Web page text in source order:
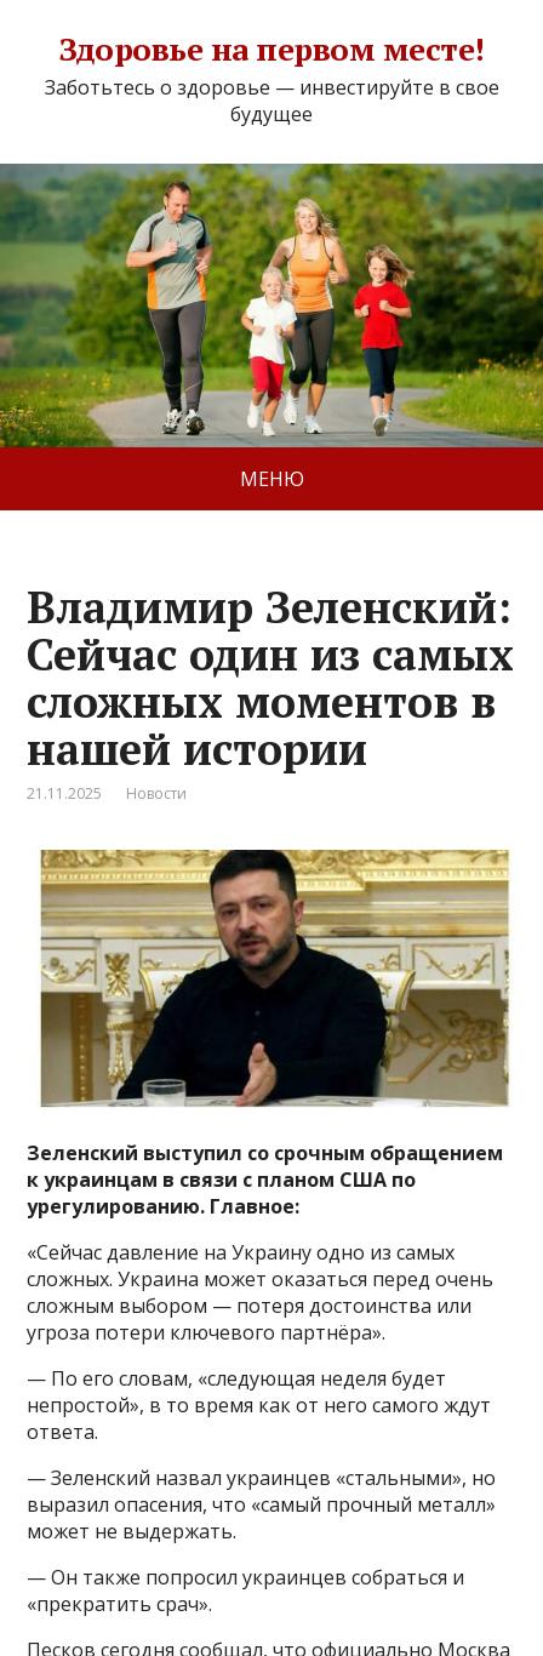
Здоровье на первом месте!
Заботьтесь о здоровье — инвестируйте в свое
будущее
МЕНЮ
Владимир Зеленский:
Сейчас один из самых
сложных моментов в
нашей истории
21.11.2025 Новости
Зеленский выступил со срочным обращением
к украинцам в связи с планом США по
урегулированию. Главное:
«Сейчас давление на Украину одно из самых
сложных. Украина может оказаться перед очень
сложным выбором — потеря достоинства или
угроза потери ключевого партнёра».
— По его словам, «следующая неделя будет
непростой», в то время как от него самого ждут
ответа.
— Зеленский назвал украинцев «стальными», но
выразил опасения, что «самый прочный металл»
может не выдержать.
— Он также попросил украинцев собраться и
«прекратить срач».
Песков сегодня сообщал, что официально Москва